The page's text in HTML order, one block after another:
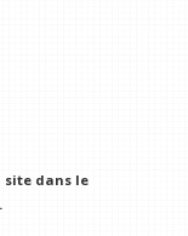
site dans le